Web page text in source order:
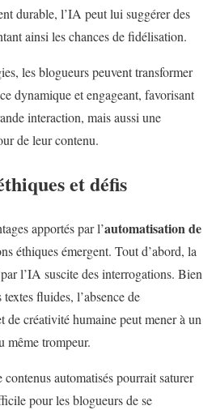
durable, l’IA peut lui suggérer des
ainsi les chances de fidélisation.
les blogueurs peuvent transformer
dynamique et engageant, favorisant
interaction, mais aussi une
de leur contenu.
et défis
apportés par l’automatisation de
éthiques émergent. Tout d’abord, la
l’IA suscite des interrogations. Bien
fluides, l’absence de
de créativité humaine peut mener à un
même trompeur.
automatisés pourrait saturer
pour les blogueurs de se